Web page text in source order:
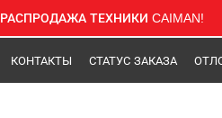
РАСПРОДАЖА ТЕХНИКИ CAIMAN!
КОНТАКТЫ СТАТУС ЗАКАЗА